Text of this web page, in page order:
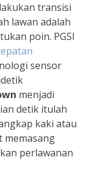
transisi
lawan adalah
poin. PGSI
sensor
menjadi
detik itulah
kaki atau
memasang
perlawanan